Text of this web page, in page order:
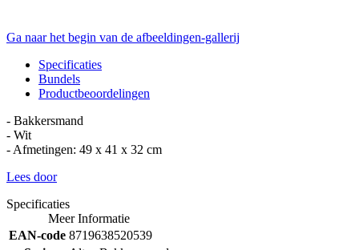
Ga naar het begin van de afbeeldingen-gallerij
Specificaties
Bundels
Productbeoordelingen
- Bakkersmand
- Wit
- Afmetingen: 49 x 41 x 32 cm
Lees door
Specificaties
Meer Informatie
EAN-code 8719638520539